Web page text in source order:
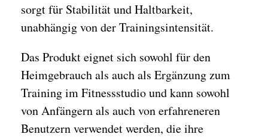
sorgt für Stabilität und Haltbarkeit,
unabhängig von der Trainingsintensität.
Das Produkt eignet sich sowohl für den
Heimgebrauch als auch als Ergänzung zum
Training im Fitnessstudio und kann sowohl
von Anfängern als auch von erfahreneren
Benutzern verwendet werden, die ihre